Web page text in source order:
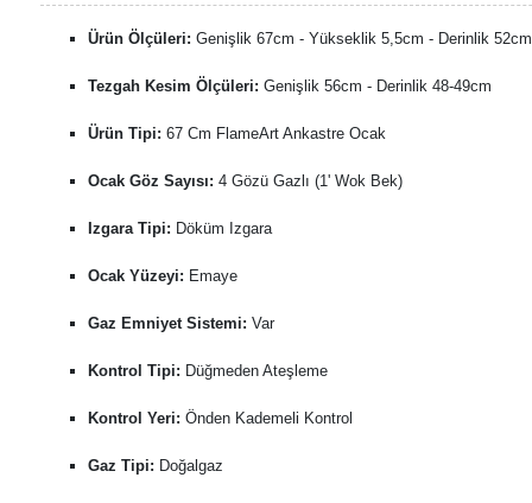
Ürün Ölçüleri: Genişlik 67cm - Yükseklik 5,5cm - Derinlik 52cm
Tezgah Kesim Ölçüleri: Genişlik 56cm - Derinlik 48-49cm
Ürün Tipi: 67 Cm FlameArt Ankastre Ocak
Ocak Göz Sayısı: 4 Gözü Gazlı (1' Wok Bek)
Izgara Tipi: Döküm Izgara
Ocak Yüzeyi: Emaye
Gaz Emniyet Sistemi: Var
Kontrol Tipi: Düğmeden Ateşleme
Kontrol Yeri: Önden Kademeli Kontrol
Gaz Tipi: Doğalgaz